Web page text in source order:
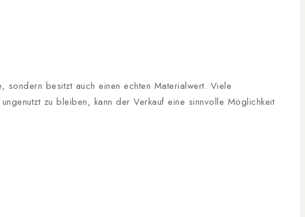
besitzt auch einen echten Materialwert. Viele
zu bleiben, kann der Verkauf eine sinnvolle Möglichkeit